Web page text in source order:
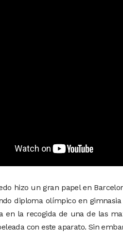
hizo un gran papel en
diploma olímpico en
en la recogida de una de las
con este aparato. Sin